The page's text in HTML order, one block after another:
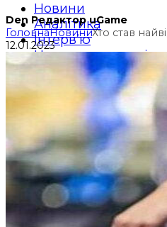
Новини
Аналітика
Інтерв’ю
Новини партнерів
Контакти
Den Редактор uGame
ГоловнаНовиниХто став
12.01.2023